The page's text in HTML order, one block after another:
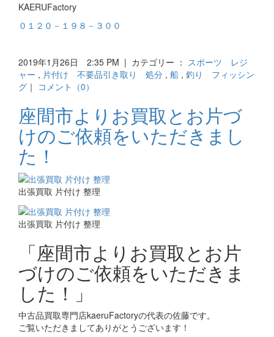
KAERUFactory
０１２０－１９８－３００
2019年1月26日 2:35 PM | カテゴリー ： スポーツ レジ
ャー , 片付け 不要品引き取り 処分 , 船 , 釣り フィッシン
グ ｜ コメント（0）
座間市よりお買取とお片づ
けのご依頼をいただきまし
た！
出張買取 片付け 整理
出張買取 片付け 整理
「座間市よりお買取とお片
づけのご依頼をいただきま
した！」
中古品買取専門店kaeruFactoryの代表の佐藤です。
ご覧いただきましてありがとうございます！